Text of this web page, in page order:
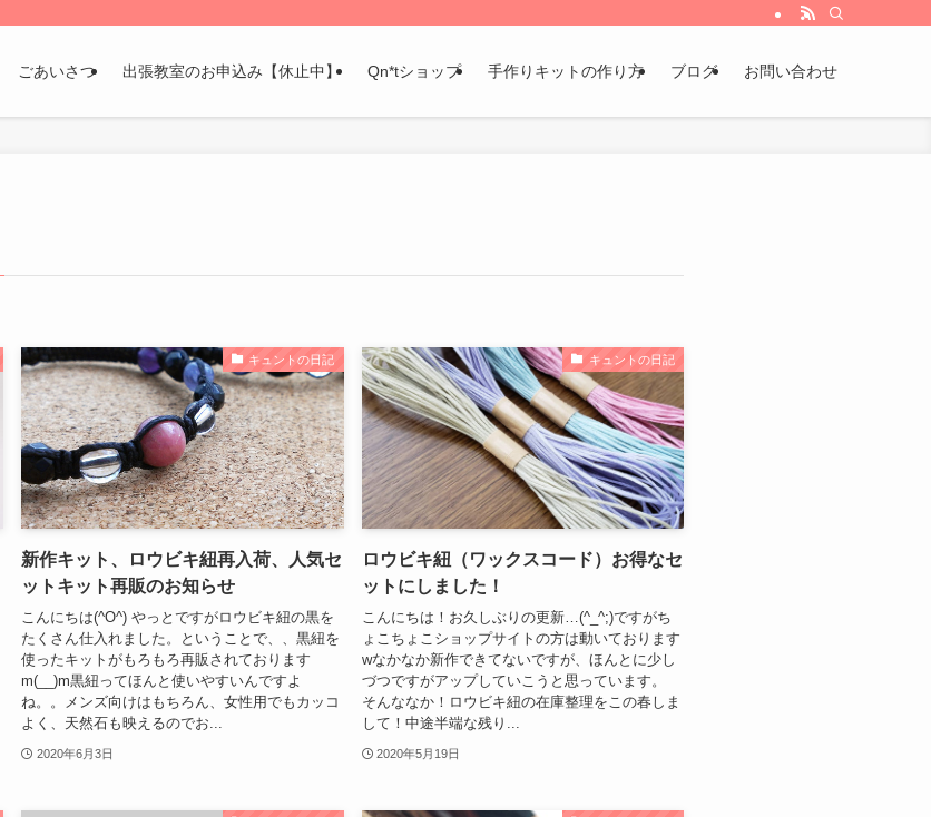
ごあいさつ 出張教室のお申込み【休止中】 Qn*tショップ 手作りキットの作り方 ブログ お問い合わせ
キュントの日記
新作キット、ロウビキ紐再入荷、人気セ
ットキット再販のお知らせ
こんにちは(^O^) やっとですがロウビキ紐の黒を
たくさん仕入れました。ということで、、黒紐を
使ったキットがもろもろ再販されております
m(__)m黒紐ってほんと使いやすいんですよ
ね。。メンズ向けはもちろん、女性用でもカッコ
よく、天然石も映えるのでお...
2020年6月3日
キュントの日記
ロウビキ紐（ワックスコード）お得なセ
ットにしました！
こんにちは！お久しぶりの更新…(^_^;)ですがち
ょこちょこショップサイトの方は動いております
wなかなか新作できてないですが、ほんとに少し
づつですがアップしていこうと思っています。
そんななか！ロウビキ紐の在庫整理をこの春しま
して！中途半端な残り...
2020年5月19日